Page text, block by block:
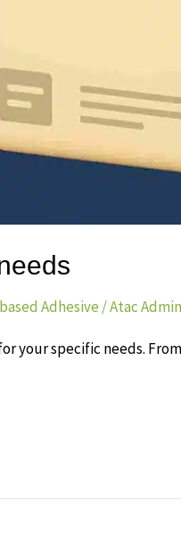
Adhesive /Atac Admin
your specific needs.